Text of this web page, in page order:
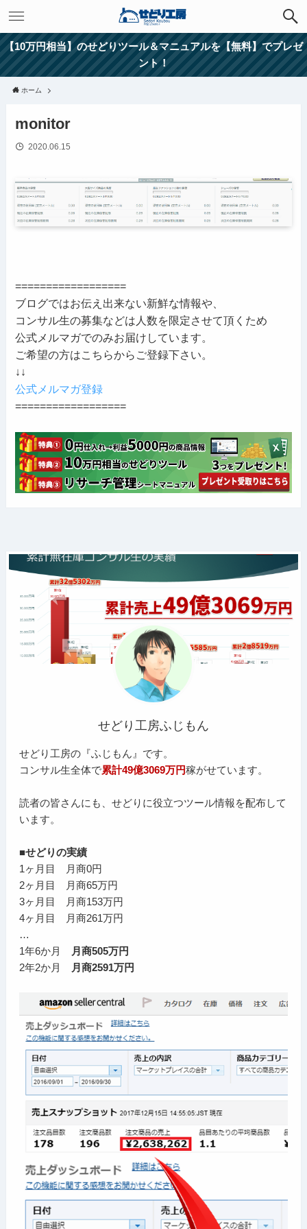
【10万円相当】のせどりツール＆マニュアルを【無料】でプレゼ
ント！
ホーム
monitor
2020.06.15
==================
ブログではお伝え出来ない新鮮な情報や、
コンサル生の募集などは人数を限定させて頂くため
公式メルマガでのみお届けしています。
ご希望の方はこちらからご登録下さい。
↓↓
公式メルマガ登録
==================
せどり工房ふじもん
せどり工房の『ふじもん』です。
コンサル生全体で累計49億3069万円稼がせています。
読者の皆さんにも、せどりに役立つツール情報を配布して
います。
■せどりの実績
1ヶ月目 月商0円
2ヶ月目 月商65万円
3ヶ月目 月商153万円
4ヶ月目 月商261万円
…
1年6か月
月商505万円
2年2か月
月商2591万円